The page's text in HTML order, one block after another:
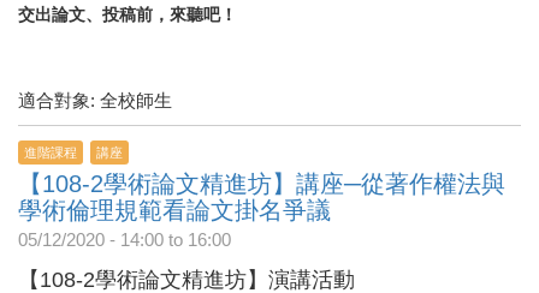
交出論文、投稿前，來聽吧！
適合對象: 全校師生
進階課程 講座
【108-2學術論文精進坊】講座─從著作權法與
學術倫理規範看論文掛名爭議
05/12/2020 - 14:00 to 16:00
【108-2學術論文精進坊】演講活動